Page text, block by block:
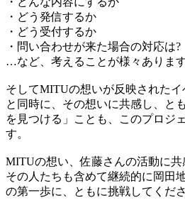
・どう発信するか
・どう受付するか
・問い合わせが来た場合の対応は?
…など、考えることが様々あります
そしてMITUの想いが反映された
と同時に、その想いに共感し、と
を見つける」ことも、このプロジ
す。
MITUの想い、佐藤さんの活動に共
その人たちも含めて継続的に岡田
の第一歩に、ともに挑戦してくださ